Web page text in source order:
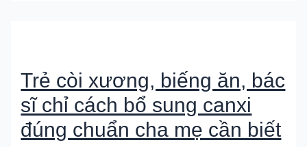
Trẻ còi xương, biếng ăn, bác
sĩ chỉ cách bổ sung canxi
đúng chuẩn cha mẹ cần biết